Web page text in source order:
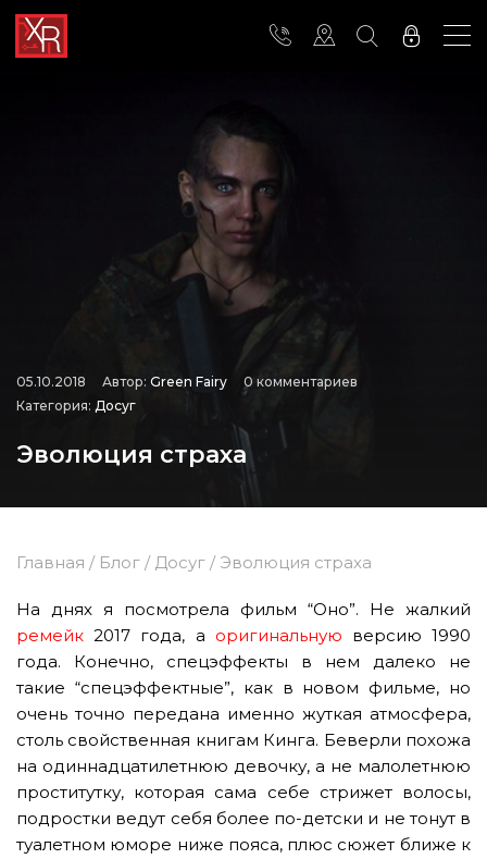
05.10.2018 Автор: Green Fairy
0 комментариев
Категория: Досуг
Эволюция страха
Главная / Блог / Досуг / Эволюция страха
На днях я посмотрела фильм “Оно”. Не жалкий
ремейк2017 года, а оригинальную версию 1990
года. Конечно, спецэффекты в нем далеко не
такие “спецэффектные”, как в новом фильме, но
очень точно передана именно жуткая атмосфера,
столь свойственная книгам Кинга. Беверли похожа
на одиннадцатилетнюю девочку, а не малолетнюю
проститутку, которая сама себе стрижет волосы,
подростки ведут себя более по-детски и не тонут в
туалетном юморе ниже пояса, плюс сюжет ближе к